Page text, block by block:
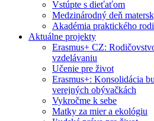
Vstúpte s dieťaťom
Medzinárodný deň
Akadémia praktického
Aktuálne projekty
Erasmus+ CZ:
vzdelávaniu
Učenie pre život
Erasmus+: Konsolidácia
verejných obývačkách
Vykročme k sebe
Matky za mier a ekológiu